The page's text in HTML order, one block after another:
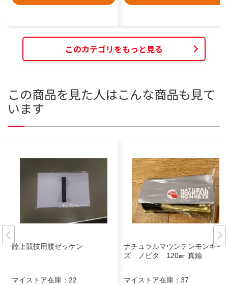
このカテゴリをもっと見る
この商品を見た人はこんな商品も見て
います
陸上競技用腰ゼッケン
マイストア在庫： 22
ナチュラルマウンテンモンキー
ズ ノビタ 120㎜ 真鍮
マイストア在庫： 37